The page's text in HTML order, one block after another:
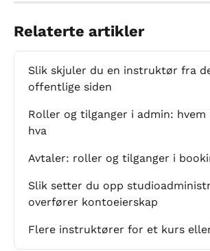
Relaterte artikler
Slik skjuler du en instruktør fra
offentlige siden
Roller og tilganger i admin: hvem
hva
Avtaler: roller og tilganger i
Slik setter du opp
overfører kontoeierskap
Flere instruktører for et kurs